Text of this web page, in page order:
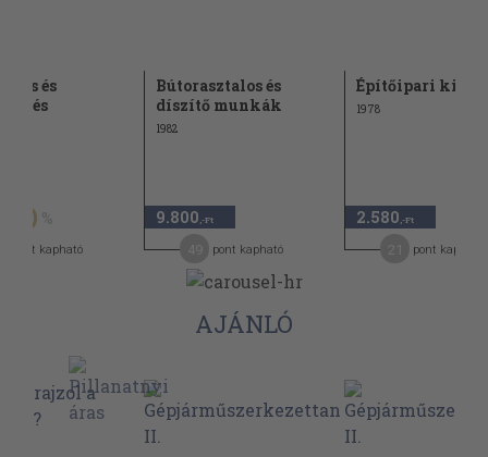
és
50
pont kapható
Bútorasztalos és
díszítő munkák
1982
9.800 ,-Ft
pont kapható
Építőipari
1978
2.580 ,-Ft
pont kapható
AJÁNLÓ